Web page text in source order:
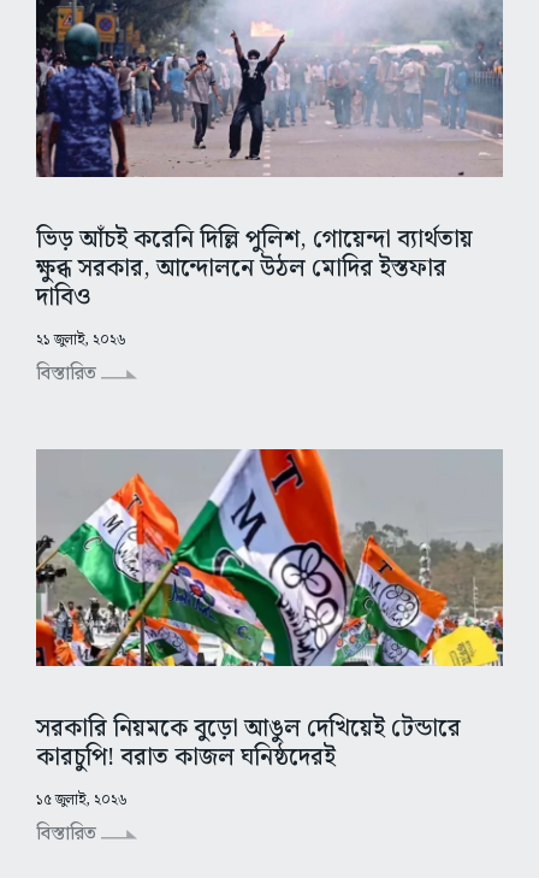
ভিড় আঁচই করেনি দিল্লি পুলিশ, গোয়েন্দা ব্যার্থতায়
ক্ষুব্ধ সরকার, আন্দোলনে উঠল মোদির ইস্তফার
দাবিও
২১ জুলাই, ২০২৬
বিস্তারিত
সরকারি নিয়মকে বুড়ো আঙুল দেখিয়েই টেন্ডারে
কারচুপি! বরাত কাজল ঘনিষ্ঠদেরই
১৫ জুলাই, ২০২৬
বিস্তারিত